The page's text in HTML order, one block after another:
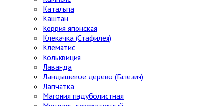
Катальпа
Каштан
Керрия японская
Клекачка (Стафилея)
Клематис
Кольквиция
Лаванда
Ландышевое дерево (Галезия)
Лапчатка
Магония падуболистная